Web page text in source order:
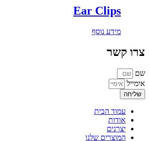
Ear Clips
מידע נוסף
קשר
שליחה
עמוד הבית
אודות
יצרנים
המוצרים שלנו